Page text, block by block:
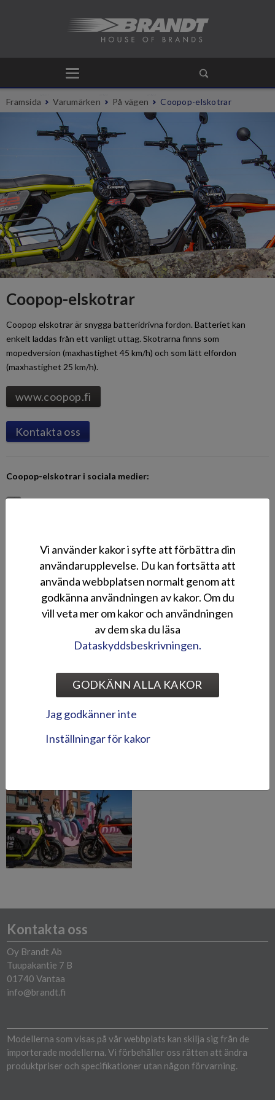
Framsida Varumärken På vägen Coopop-elskotrar
Coopop-elskotrar
Coopop elskotrar är snygga batteridrivna fordon. Batteriet kan
enkelt laddas från ett vanligt uttag. Skotrarna finns som
mopedversion (maxhastighet 45 km/h) och som lätt elfordon
(maxhastighet 25 km/h).
www.coopop.fi
Kontakta oss
Coopop-elskotrar i sociala medier:
Bildgalleri
Kontakta oss
Oy Brandt Ab
Tuupakantie 7 B
01740 Vantaa
info@brandt.fi
Modellerna som visas på vår webbplats kan skilja sig från de
importerade modellerna. Vi förbehåller oss rätten att ändra
produktpriser och specifikationer utan någon förvarning.
Vi använder kakor i syfte att förbättra din
användarupplevelse. Du kan fortsätta att
använda webbplatsen normalt genom att
godkänna användningen av kakor. Om du
vill veta mer om kakor och användningen
av dem ska du läsa
Dataskyddsbeskrivningen.
GODKÄNN ALLA KAKOR
Jag godkänner inte
Inställningar för kakor